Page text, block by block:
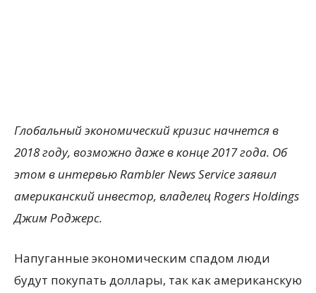
Глобальный экономический кризис начнется в
2018 году, возможно даже в конце 2017 года. Об
этом в интервью Rambler News Service заявил
американский инвестор, владелец Rogers Holdings
Джим Роджерс.
Напуганные экономическим спадом люди
будут покупать доллары, так как американскую